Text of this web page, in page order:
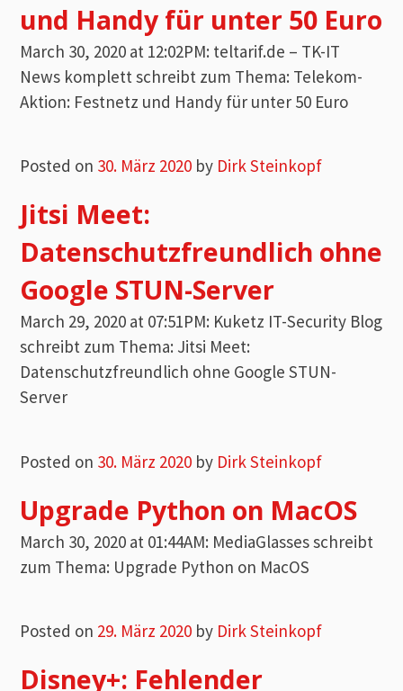
und Handy für unter 50 Euro
March 30, 2020 at 12:02PM: teltarif.de – TK-IT
News komplett schreibt zum Thema: Telekom-
Aktion: Festnetz und Handy für unter 50 Euro
Posted on 30. März 2020 by Dirk Steinkopf
Jitsi Meet:
Datenschutzfreundlich ohne
Google STUN-Server
March 29, 2020 at 07:51PM: Kuketz IT-Security Blog
schreibt zum Thema: Jitsi Meet:
Datenschutzfreundlich ohne Google STUN-
Server
Posted on 30. März 2020 by Dirk Steinkopf
Upgrade Python on MacOS
March 30, 2020 at 01:44AM: MediaGlasses schreibt
zum Thema: Upgrade Python on MacOS
Posted on 29. März 2020 by Dirk Steinkopf
Disney+: Fehlender